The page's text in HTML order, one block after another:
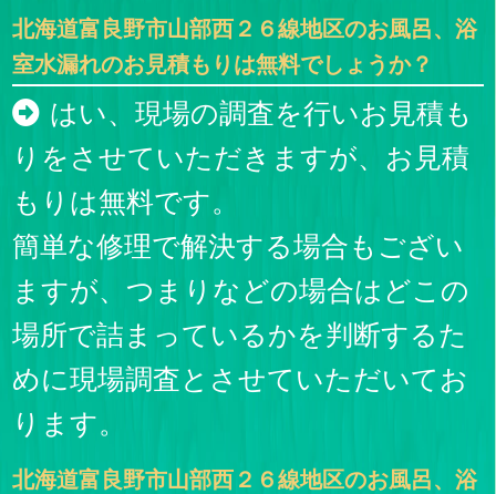
北海道富良野市山部西２６線地区のお風呂、浴
室水漏れのお見積もりは無料でしょうか？
はい、現場の調査を行いお見積も
りをさせていただきますが、お見積
もりは無料です。
簡単な修理で解決する場合もござい
ますが、つまりなどの場合はどこの
場所で詰まっているかを判断するた
めに現場調査とさせていただいてお
ります。
北海道富良野市山部西２６線地区のお風呂、浴